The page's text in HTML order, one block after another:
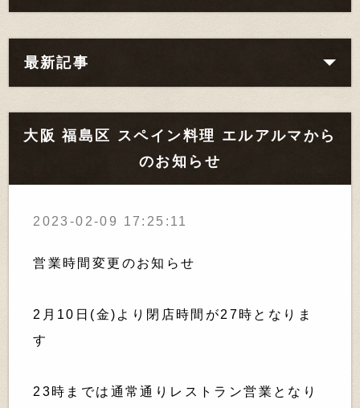
最新記事
大阪 福島区 スペイン料理 エルアルマから
のお知らせ
2023-02-09 17:25:11
営業時間変更のお知らせ
2月10日(金)より閉店時間が27時となりま
す
23時までは通常通りレストラン営業となり